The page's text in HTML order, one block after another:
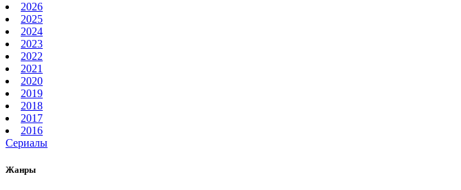
2026
2025
2024
2023
2022
2021
2020
2019
2018
2017
2016
Сериалы
Жанры